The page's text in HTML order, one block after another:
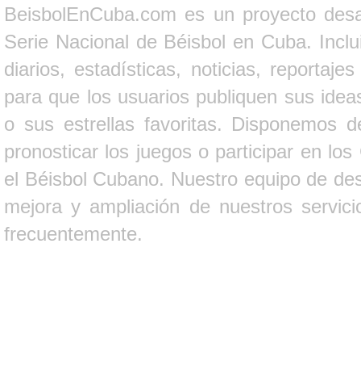
BeisbolEnCuba.com es un proyecto
Serie Nacional de Béisbol en Cuba.
diarios, estadísticas, noticias,
para que los usuarios publiquen sus
o sus estrellas favoritas. Disponemos
pronosticar los juegos o participar en
el Béisbol Cubano. Nuestro equipo de
mejora y ampliación de nuestros
frecuentemente.